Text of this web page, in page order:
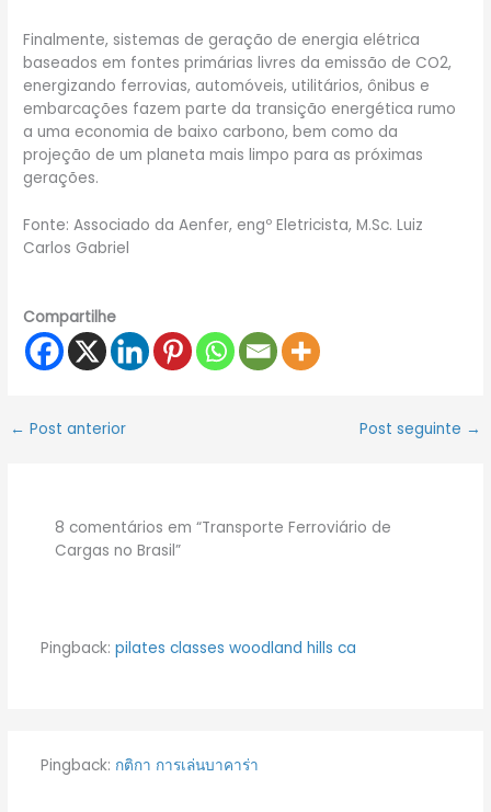
Finalmente, sistemas de geração de energia elétrica
baseados em fontes primárias livres da emissão de CO2,
energizando ferrovias, automóveis, utilitários, ônibus e
embarcações fazem parte da transição energética rumo
a uma economia de baixo carbono, bem como da
projeção de um planeta mais limpo para as próximas
gerações.
Fonte: Associado da Aenfer, engº Eletricista, M.Sc. Luiz
Carlos Gabriel
Compartilhe
← Post anterior Post seguinte →
8 comentários em “Transporte Ferroviário de
Cargas no Brasil”
Pingback: pilates classes woodland hills ca
Pingback: กติกา การเล่นบาคาร่า